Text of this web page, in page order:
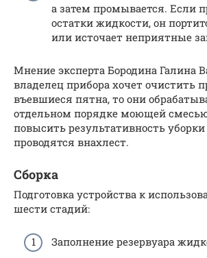
а затем промывается. Если
остатки жидкости, он
или источает неприятные
Мнение эксперта Бородина Галина
владелец прибора хочет очистить
въевшиеся пятна, то они
отдельном порядке моющей
повысить результативность
проводятся внахлест.
Сборка
Подготовка устройства к
шести стадий:
Заполнение резервуара